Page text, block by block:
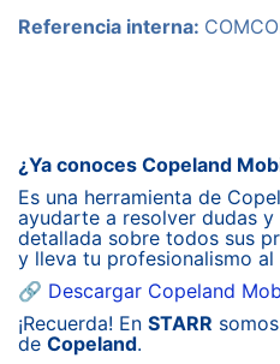
Referencia interna:
¿Ya conoces Copeland
Es una herramienta de
ayudarte a resolver dudas
detallada sobre todos sus
y lleva tu profesionalismo al
🔗 Descargar Copeland
¡Recuerda! En STARR
de Copeland.